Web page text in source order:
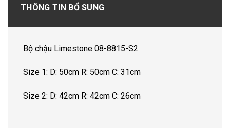
THÔNG TIN BỔ SUNG
Bộ chậu Limestone 08-8815-S2
Size 1: D: 50cm R: 50cm C: 31cm
Size 2: D: 42cm R: 42cm C: 26cm